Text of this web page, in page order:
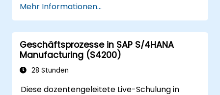
unterstützt.
sich über die verschiedenen Module in
SAP IBP und deren Funktionalitäten zu
informieren.
praktische Erfahrung mit der
Benutzeroberfläche und den Tools von
Mehr Informationen...
Geschäftsprozesse in SAP S/4HANA
Manufacturing (S4200)
28 Stunden
Diese dozentengeleitete Live-Schulung in